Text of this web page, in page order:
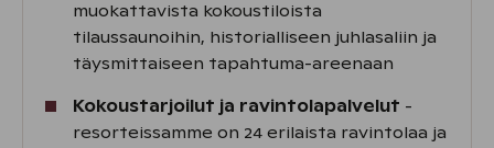
muokattavista kokoustiloista
tilaussaunoihin, historialliseen juhlasaliin ja
täysmittaiseen tapahtuma-areenaan
Kokoustarjoilut ja ravintolapalvelut -
resorteissamme on 24 erilaista ravintolaa ja